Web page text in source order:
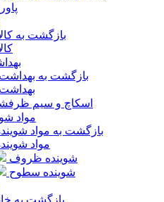
بازگشت به
بازگشت به
اسکاچ و سیم
مواد
بازگشت به مواد
مواد
شوینده ظروف
شوینده سطوح
بازگشت به